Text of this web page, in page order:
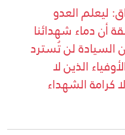
ليعلم العدو
أن دماء شهدائنا
السيادة لن تُسترد
الذين لا
كرامة الشهداء